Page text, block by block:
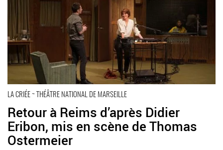
LA CRIÉE ~ THÉÂTRE NATIONAL DE MARSEILLE
Retour à Reims d’après Didier
Eribon, mis en scène de Thomas
Ostermeier